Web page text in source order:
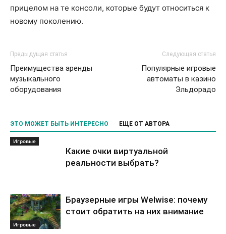
прицелом на те консоли, которые будут относиться к
новому поколению.
Предыдущая статья
Преимущества аренды
музыкального
оборудования
Следующая статья
Популярные игровые
автоматы в казино
Эльдорадо
ЭТО МОЖЕТ БЫТЬ ИНТЕРЕСНО ЕЩЕ ОТ АВТОРА
Игровые
Какие очки виртуальной
реальности выбрать?
Игровые
Браузерные игры Welwise: почему
стоит обратить на них внимание